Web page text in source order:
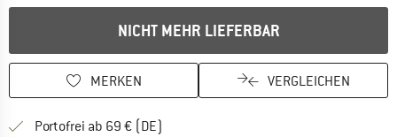
NICHT MEHR LIEFERBAR
MERKEN VERGLEICHEN
Portofrei ab 69 € (DE)